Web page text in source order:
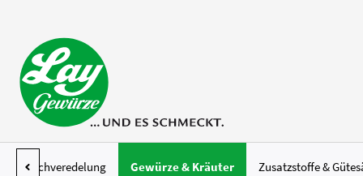
Fleischveredelung Gewürze & Kräuter Zusatzstoffe &